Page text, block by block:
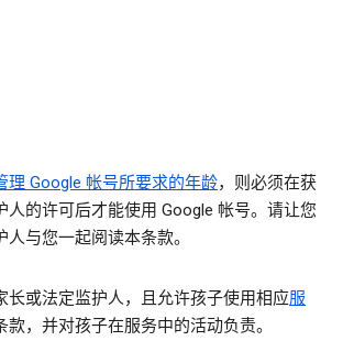
理 Google 帐号所要求的年龄，则必须在获
人的许可后才能使用 Google 帐号。请让您
与您一起阅读本条款。
长或法定监护人，且允许孩子使用相应服
款，并对孩子在服务中的活动负责。